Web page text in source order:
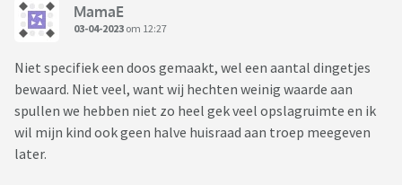
MamaE
03-04-2023 om 12:27
Niet specifiek een doos gemaakt, wel een aantal dingetjes
bewaard. Niet veel, want wij hechten weinig waarde aan
spullen we hebben niet zo heel gek veel opslagruimte en ik
wil mijn kind ook geen halve huisraad aan troep meegeven
later.